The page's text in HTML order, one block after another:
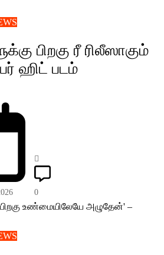
பிறகு ரீ ரிலீஸாகும்
ஹிட் படம்
0